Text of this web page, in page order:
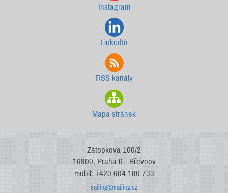
Instagram
LinkedIn
RSS kanály
Mapa stránek
Zátopkova 100/2
16900, Praha 6 - Břevnov
mobil: +420 604 186 733
sailing@sailing.cz